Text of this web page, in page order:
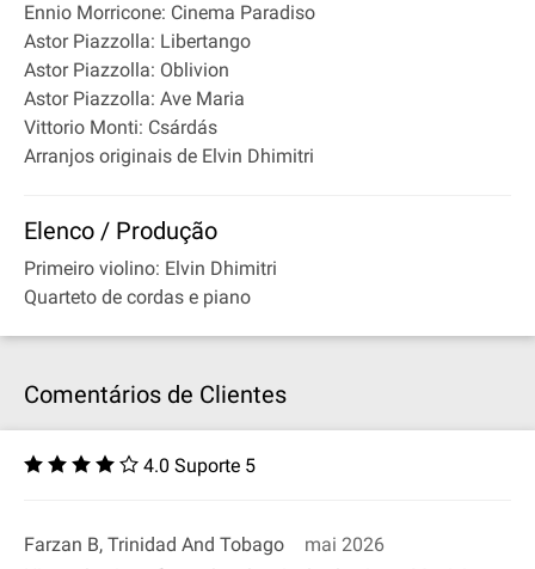
Ennio Morricone: Cinema Paradiso
Astor Piazzolla: Libertango
Astor Piazzolla: Oblivion
Astor Piazzolla: Ave Maria
Vittorio Monti: Csárdás
Arranjos originais de Elvin Dhimitri
Elenco / Produção
Primeiro violino: Elvin Dhimitri
Quarteto de cordas e piano
Comentários de Clientes
4.0 Suporte 5
Farzan B, Trinidad And Tobago
mai 2026